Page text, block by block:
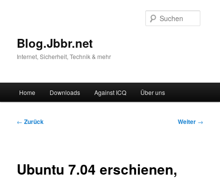
Blog.Jbbr.net
Internet, Sicherheit, Technik & mehr
Zum
Home Downloads Against ICQ Über uns
Beitragsnavigation
← Zurück Weiter →
Ubuntu 7.04 erschienen,